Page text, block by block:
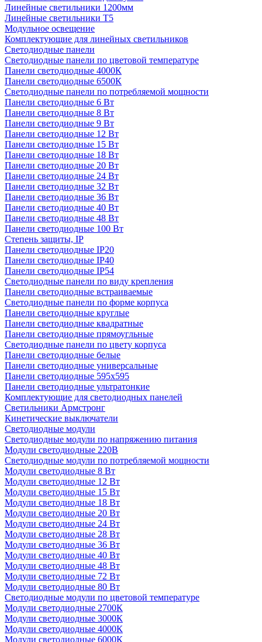
Линейные светильники 1200мм
Линейные светильники Т5
Модульное освещение
Комплектующие для линейных светильников
Светодиодные панели
Светодиодные панели по цветовой температуре
Панели светодиодные 4000К
Панели светодиодные 6500К
Светодиодные панели по потребляемой мощности
Панели светодиодные 6 Вт
Панели светодиодные 8 Вт
Панели светодиодные 9 Вт
Панели светодиодные 12 Вт
Панели светодиодные 15 Вт
Панели светодиодные 18 Вт
Панели светодиодные 20 Вт
Панели светодиодные 24 Вт
Панели светодиодные 32 Вт
Панели светодиодные 36 Вт
Панели светодиодные 40 Вт
Панели светодиодные 48 Вт
Панели светодиодные 100 Вт
Степень защиты, IP
Панели светодиодные IP20
Панели светодиодные IP40
Панели светодиодные IP54
Светодиодные панели по виду крепления
Панели светодиодные встраиваемые
Светодиодные панели по форме корпуса
Панели светодиодные круглые
Панели светодиодные квадратные
Панели светодиодные прямоугльные
Светодиодные панели по цвету корпуса
Панели светодиодные белые
Панели светодиодные универсальные
Панели светодиодные 595х595
Панели светодиодные ультратонкие
Комплектующие для светодиодных панелей
Светильники Армстронг
Кинетические выключатели
Светодиодные модули
Светодиодные модули по напряжению питания
Модули светодиодные 220В
Светодиодные модули по потребляемой мощности
Модули светодиодные 8 Вт
Модули светодиодные 12 Вт
Модули светодиодные 15 Вт
Модули светодиодные 18 Вт
Модули светодиодные 20 Вт
Модули светодиодные 24 Вт
Модули светодиодные 28 Вт
Модули светодиодные 36 Вт
Модули светодиодные 40 Вт
Модули светодиодные 48 Вт
Модули светодиодные 72 Вт
Модули светодиодные 80 Вт
Светодиодные модули по цветовой температуре
Модули светодиодные 2700К
Модули светодиодные 3000К
Модули светодиодные 4000К
Модули светодиодные 6000К